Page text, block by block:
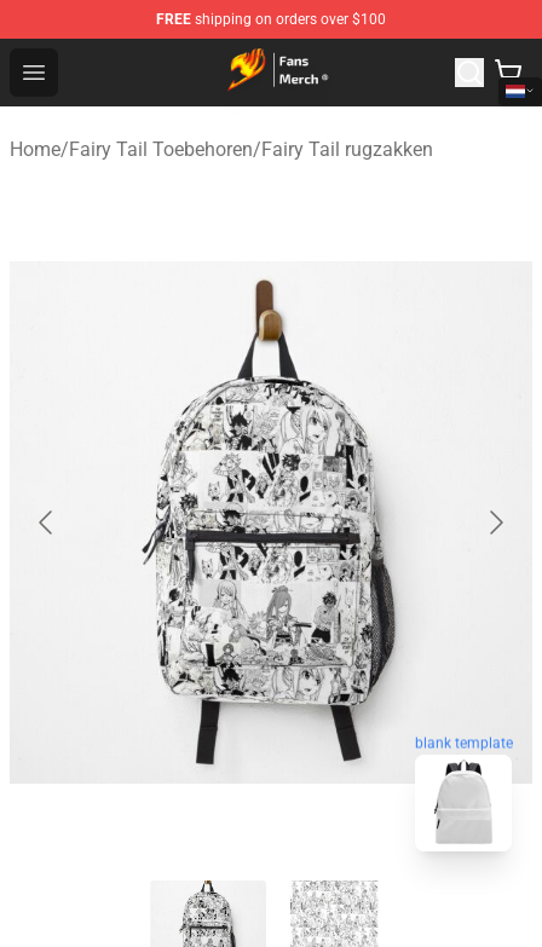
FREE shipping on orders over $100
Open menu
Fairy Tail Store - Official Fairy Tail Merchandise Shop
Home/Fairy Tail Toebehoren/Fairy Tail rugzakken
blank template